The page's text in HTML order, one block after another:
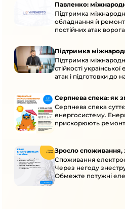
Павленко:
енергосистеми
Підтримка
обладнання й
постійних атак
Підтримка
енергосистеми
Підтримка
стійкості
атак і підготовки до
Серпнева спека: як
Серпнева спека
енергосистему.
прискорюють
Зросло споживання,
Споживання
Через негоду
Обмежте потужні